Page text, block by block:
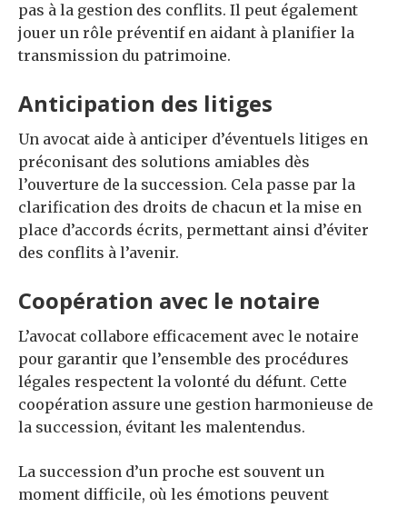
pas à la gestion des conflits. Il peut également
jouer un rôle préventif en aidant à planifier la
transmission du patrimoine.
Anticipation des litiges
Un avocat aide à anticiper d’éventuels litiges en
préconisant des solutions amiables dès
l’ouverture de la succession. Cela passe par la
clarification des droits de chacun et la mise en
place d’accords écrits, permettant ainsi d’éviter
des conflits à l’avenir.
Coopération avec le notaire
L’avocat collabore efficacement avec le notaire
pour garantir que l’ensemble des procédures
légales respectent la volonté du défunt. Cette
coopération assure une gestion harmonieuse de
la succession, évitant les malentendus.
La succession d’un proche est souvent un
moment difficile, où les émotions peuvent